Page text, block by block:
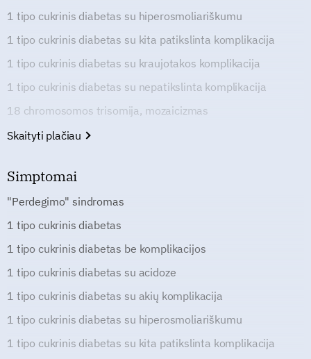
1 tipo cukrinis diabetas su hiperosmoliariškumu
1 tipo cukrinis diabetas su kita patikslinta komplikacija
1 tipo cukrinis diabetas su kraujotakos komplikacija
1 tipo cukrinis diabetas su nepatikslinta komplikacija
18 chromosomos trisomija, mozaicizmas
Skaityti plačiau
Simptomai
"Perdegimo" sindromas
1 tipo cukrinis diabetas
1 tipo cukrinis diabetas be komplikacijos
1 tipo cukrinis diabetas su acidoze
1 tipo cukrinis diabetas su akių komplikacija
1 tipo cukrinis diabetas su hiperosmoliariškumu
1 tipo cukrinis diabetas su kita patikslinta komplikacija